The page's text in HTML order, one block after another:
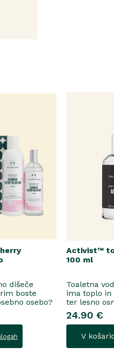
dišeče
boste
osebo?
darilni set
Duo,
nežne
vonja,
počutje
Activist™
100 ml
Toaletna
ima toplo in
ter lesno
začinjen
voda..
24.90 €
V